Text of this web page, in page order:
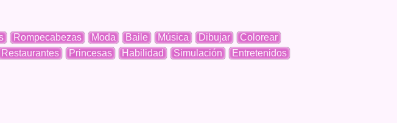
Rompecabezas Moda Baile Música Dibujar
Colorear
Restaurantes Princesas Habilidad Simulación
Entretenidos